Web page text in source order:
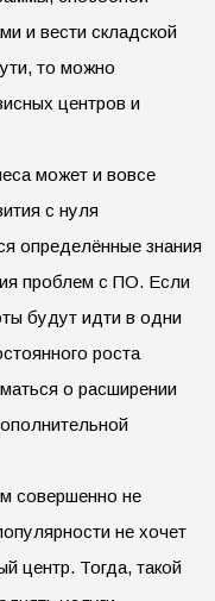
и вести складской
то можно
центров и
может и вовсе
с нуля
определённые знания
проблем с ПО. Если
будут идти в одни
роста
о расширении
совершенно не
не хочет
центр. Тогда, такой